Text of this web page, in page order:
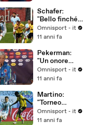
Schafer:
"Bello finché è
durato..."
Omnisport - it
11 anni fa
Pekerman:
"Un onore
allenare la
Colombia"
Omnisport - it
11 anni fa
Martino:
"Torneo
intenso,
dobbiamo
Omnisport - it
11 anni fa